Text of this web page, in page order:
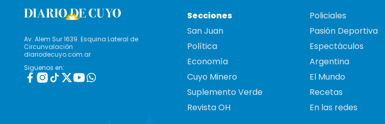
Av. Alem Sur 1639. Esquina Lateral de
Circunvalación
diariodecuyo.com.ar
Siguenos en:
Secciones
San Juan
Política
Economía
Cuyo Minero
Suplemento Verde
Revista OH
Policiales
Pasión Deportiva
Espectáculos
Argentina
El Mundo
Recetas
En las redes